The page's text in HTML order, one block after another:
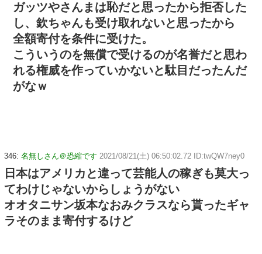
ガッツやさんまは恥だと思ったから拒否した
し、欽ちゃんも受け取れないと思ったから
全額寄付を条件に受けた。
こういうのを無償で受けるのが名誉だと思わ
れる権威を作っていかないと駄目だったんだ
がなｗ
346: 名無しさん＠恐縮です 2021/08/21(土) 06:50:02.72 ID:twQW7ney0
日本はアメリカと違って芸能人の稼ぎも莫大っ
てわけじゃないからしょうがない
オオタニサン坂本なおみクラスなら貰ったギャ
ラそのまま寄付するけど